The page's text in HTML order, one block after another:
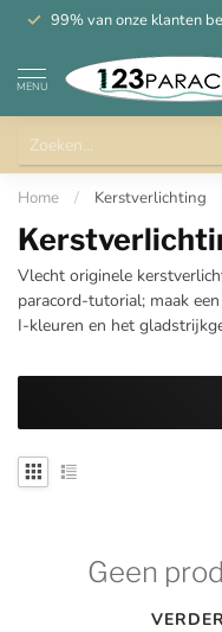
99% van onze klanten
MENU
Home / Kerstverlichting
Vlecht originele
paracord-tutorial; maak
I-kleuren en het
Geen